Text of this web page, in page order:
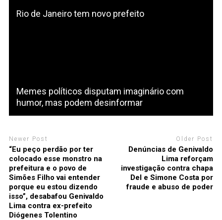
Rio de Janeiro tem novo prefeito
Memes políticos disputam imaginário com
humor, mas podem desinformar
Newer Post
“Eu peço perdão por ter
colocado esse monstro na
prefeitura e o povo de
Simões Filho vai entender
porque eu estou dizendo
isso”, desabafou Genivaldo
Lima contra ex-prefeito
Diógenes Tolentino
Older Post
Denúncias de Genivaldo
Lima reforçam
investigação contra chapa
Del e Simone Costa por
fraude e abuso de poder